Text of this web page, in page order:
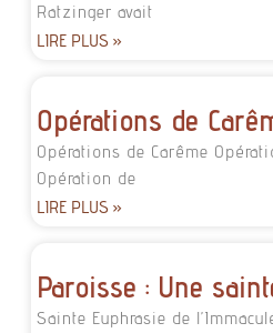
Ratzinger avait
LIRE PLUS »
Opérations de
Opérations de Carême
Opération de
LIRE PLUS »
Paroisse : Une
Sainte Euphrasie de